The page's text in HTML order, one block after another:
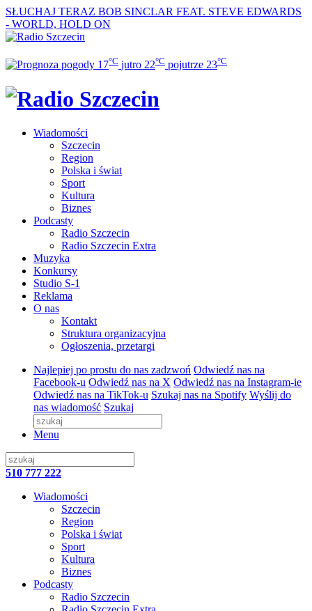
SŁUCHAJ TERAZ BOB SINCLAR FEAT. STEVE EDWARDS
- WORLD, HOLD ON
17°C jutro 22°C pojutrze 23°C
Wiadomości
Szczecin
Region
Polska i świat
Sport
Kultura
Biznes
Podcasty
Radio Szczecin
Radio Szczecin Extra
Muzyka
Konkursy
Studio S-1
Reklama
O nas
Kontakt
Struktura organizacyjna
Ogłoszenia, przetargi
Najlepiej po prostu do nas zadzwoń Odwiedź nas na
Facebook-u Odwiedź nas na X Odwiedź nas na Instagram-ie
Odwiedź nas na TikTok-u Szukaj nas na Spotify Wyślij do
nas wiadomość Szukaj
Menu
510 777 222
Wiadomości
Szczecin
Region
Polska i świat
Sport
Kultura
Biznes
Podcasty
Radio Szczecin